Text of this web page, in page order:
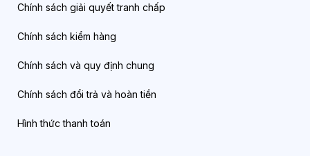
Chính sách giải quyết tranh chấp
Chính sách kiểm hàng
Chính sách và quy định chung
Chính sách đổi trả và hoàn tiền
Hình thức thanh toán